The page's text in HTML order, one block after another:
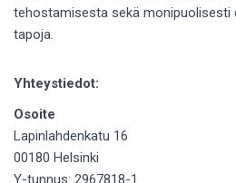
tehostamisesta sekä monipuolisesti
tapoja.
Yhteystiedot:
Osoite
Lapinlahdenkatu 16
00180 Helsinki
Y-tunnus: 2967818-1